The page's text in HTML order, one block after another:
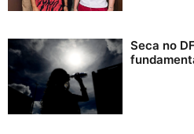
Seca no